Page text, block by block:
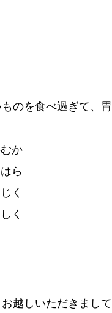
のを食べ過 ぎて、 胃
か
ら
く
く
お越 しいただきまして